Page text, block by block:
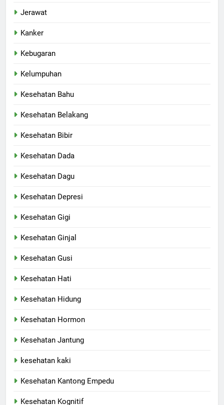
Jerawat
Kanker
Kebugaran
Kelumpuhan
Kesehatan Bahu
Kesehatan Belakang
Kesehatan Bibir
Kesehatan Dada
Kesehatan Dagu
Kesehatan Depresi
Kesehatan Gigi
Kesehatan Ginjal
Kesehatan Gusi
Kesehatan Hati
Kesehatan Hidung
Kesehatan Hormon
Kesehatan Jantung
kesehatan kaki
Kesehatan Kantong Empedu
Kesehatan Kognitif